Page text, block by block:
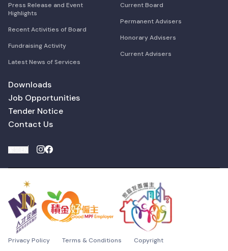
Press Release and Event
Highlights
Recent Activities of Board
Fundraising Activity
Latest News of Services
Current Board
Permanent Advisers
Honorary Advisers
Current Advisers
Downloads
Job Opportunities
Tender Notice
Contact Us
Privacy Policy Terms & Conditions Copyright